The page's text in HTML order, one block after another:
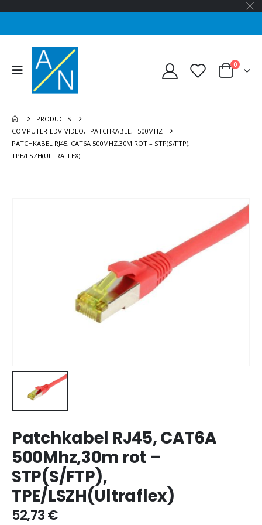
0
PRODUCTS
COMPUTER-EDV-VIDEO, PATCHKABEL,
500MHZ
PATCHKABEL RJ45, CAT6A 500MHZ,30M ROT – STP(S/FTP),
TPE/LSZH(ULTRAFLEX)
Patchkabel RJ45, CAT6A
500Mhz,30m rot –
STP(S/FTP),
TPE/LSZH(Ultraflex)
52,73€